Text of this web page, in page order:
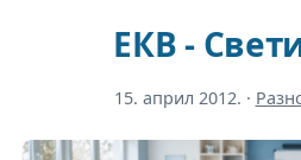
ЕКВ -
15. април 2012. ·